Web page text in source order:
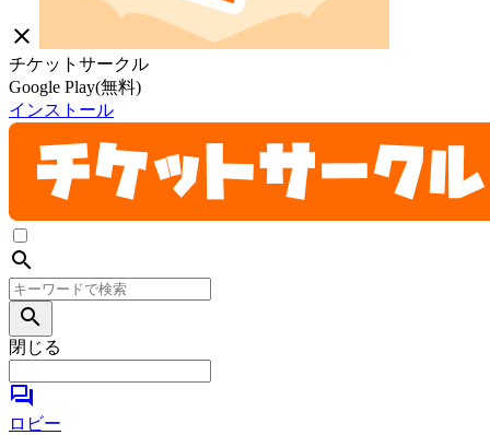
close
チケットサークル
Google Play(無料)
インストール
search
search
閉じる
forum
ロビー